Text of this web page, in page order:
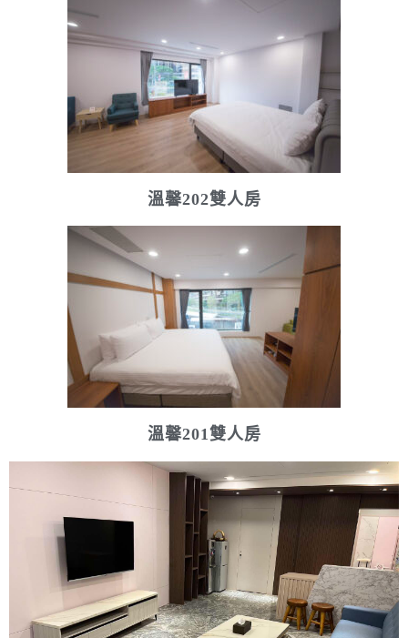
溫馨202雙人房
溫馨201雙人房